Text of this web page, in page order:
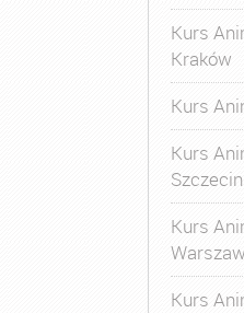
Kurs
Kraków
Kurs
Kurs
Szczecin
Kurs
Kurs